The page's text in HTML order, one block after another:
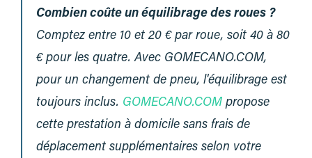
Combien coûte un équilibrage des roues ?
Comptez entre 10 et 20 € par roue, soit 40 à 80
€ pour les quatre. Avec GOMECANO.COM,
pour un changement de pneu, l'équilibrage est
toujours inclus. GOMECANO.COM propose
cette prestation à domicile sans frais de
déplacement supplémentaires selon votre